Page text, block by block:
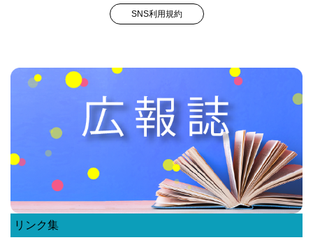
SNS利用規約
リンク集